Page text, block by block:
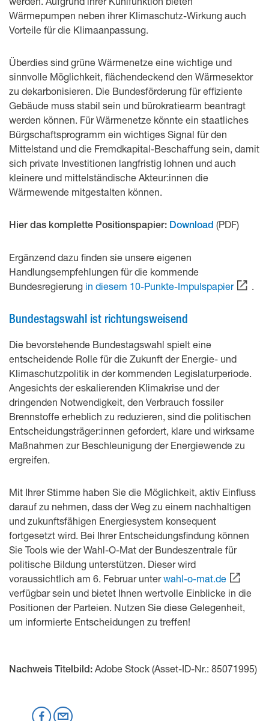
Wärmepumpen neben ihrer Klimaschutz-Wirkung auch
Vorteile für die Klimaanpassung.
Überdies sind grüne Wärmenetze eine wichtige und
sinnvolle Möglichkeit, flächendeckend den Wärmesektor
zu dekarbonisieren. Die Bundesförderung für effiziente
Gebäude muss stabil sein und bürokratiearm beantragt
werden können. Für Wärmenetze könnte ein staatliches
Bürgschaftsprogramm ein wichtiges Signal für den
Mittelstand und die Fremdkapital-Beschaffung sein, damit
sich private Investitionen langfristig lohnen und auch
kleinere und mittelständische Akteur:innen die
Wärmewende mitgestalten können.
Hier das komplette Positionspapier: Download (PDF)
Ergänzend dazu finden sie unsere eigenen
Handlungsempfehlungen für die kommende
Bundesregierung in diesem 10-Punkte-Impulspapier
Bundestagswahl ist richtungsweisend
Die bevorstehende Bundestagswahl spielt eine
entscheidende Rolle für die Zukunft der Energie- und
Klimaschutzpolitik in der kommenden Legislaturperiode.
Angesichts der eskalierenden Klimakrise und der
dringenden Notwendigkeit, den Verbrauch fossiler
Brennstoffe erheblich zu reduzieren, sind die politischen
Entscheidungsträger:innen gefordert, klare und wirksame
Maßnahmen zur Beschleunigung der Energiewende zu
ergreifen.
Mit Ihrer Stimme haben Sie die Möglichkeit, aktiv Einfluss
darauf zu nehmen, dass der Weg zu einem nachhaltigen
und zukunftsfähigen Energiesystem konsequent
fortgesetzt wird. Bei Ihrer Entscheidungsfindung können
Sie Tools wie der Wahl-O-Mat der Bundeszentrale für
politische Bildung unterstützen. Dieser wird
voraussichtlich am 6. Februar unterwahl-o-mat.de
verfügbar sein und bietet Ihnen wertvolle Einblicke in die
Positionen der Parteien. Nutzen Sie diese Gelegenheit,
um informierte Entscheidungen zu treffen!
Nachweis Titelbild: Adobe Stock (Asset-ID-Nr.: 85071995)
Mastodon
Facebook
per Email